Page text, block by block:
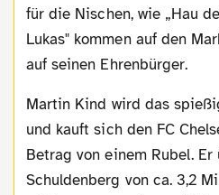
für die Nischen, wie „Hau
Lukas" kommen auf den
auf seinen Ehrenbürger.
Martin Kind wird das spießige Hannover 96 leid
und kauft sich den FC
Betrag von einem Rubel.
Schuldenberg von ca. 3,2